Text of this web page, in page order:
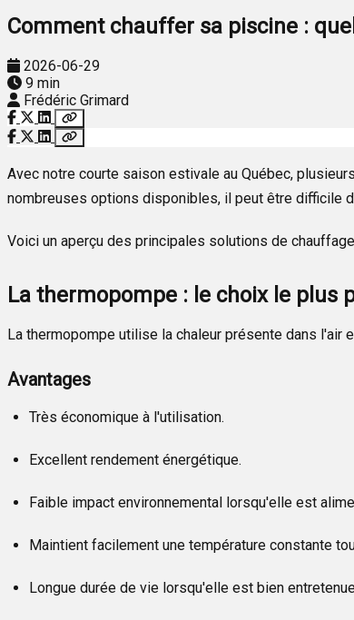
Comment chauffer sa piscine :
2026-06-29
9 min
Frédéric Grimard
Avec notre courte saison estivale au Québec,
nombreuses options disponibles, il peut être difficile
Voici un aperçu des principales solutions de
La thermopompe : le choix le plus
La thermopompe utilise la chaleur présente dans l'air
Avantages
Très économique à l'utilisation.
Excellent rendement énergétique.
Faible impact environnemental lorsqu'elle est
Maintient facilement une température constante
Longue durée de vie lorsqu'elle est bien